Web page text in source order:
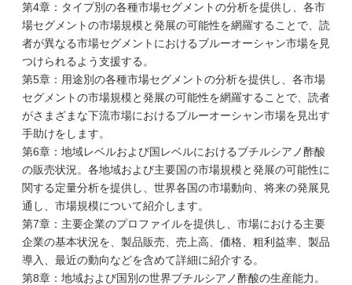
第4章：タイプ別の各種市場セグメントの分析を提供し、各市
場セグメントの市場規模と発展の可能性を網羅することで、読
者が異なる市場セグメントにおけるブルーオーシャン市場を見
つけられるよう支援する。
第5章：用途別の各種市場セグメントの分析を提供し、各市場
セグメントの市場規模と発展の可能性を網羅することで、読者
がさまざまな下流市場におけるブルーオーシャン市場を見出す
手助けをします。
第6章：地域レベルおよび国レベルにおけるブチルシアノ酢酸
の販売状況。各地域および主要国の市場規模と発展の可能性に
関する定量分析を提供し、世界各国の市場動向、将来の発展見
通し、市場規模について紹介します。
第7章：主要企業のプロファイルを提供し、市場における主要
企業の基本状況を、製品販売、売上高、価格、粗利益率、製品
導入、最近の動向などを含めて詳細に紹介する。
第8章：地域および国別の世界ブチルシアノ酢酸の生産能力。